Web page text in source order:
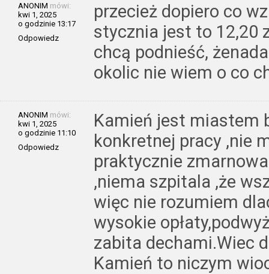
ANONIM mówi:
kwi 1, 2025
o godzinie 13:17
Odpowiedz
przecież dopiero co
stycznia jest to 12,20
chcą podnieść,
okolic nie wiem o co
ANONIM mówi:
kwi 1, 2025
o godzinie 11:10
Odpowiedz
Kamień jest miastem
konkretnej pracy ,nie
praktycznie
,niema szpitala ,że
więc nie rozumiem
wysokie
zabita dechami.Wiec
Kamień to niczym